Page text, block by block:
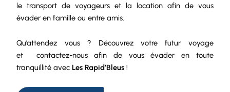
letransport de voyageurs et la locationafin de vous
évader en famille ou entre amis.
Qu’attendez vous ? Découvrez votre futur voyage
et contactez-nousafin de vous évader en toute
tranquillité avecLes Rapid’Bleus !